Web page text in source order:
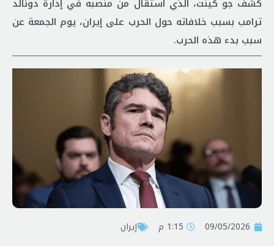
ترامب بسبب خلافاته حول الحرب على إيران، يوم الجمعة عن
سبب بدء هذه الحرب.
09/05/2026 1:15 م إيران